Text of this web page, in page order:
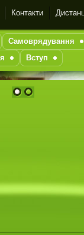
Контакти
Самоврядування
Вступ